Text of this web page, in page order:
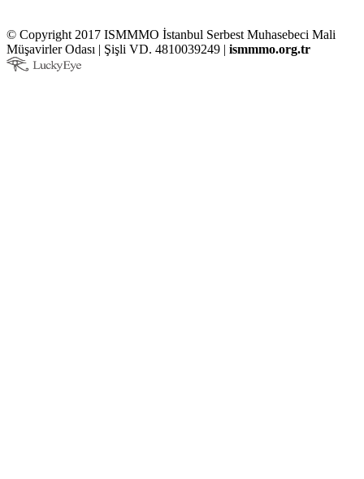
© Copyright 2017 ISMMMO İstanbul Serbest Muhasebeci Mali
Müşavirler Odası | Şişli VD. 4810039249 | ismmmo.org.tr